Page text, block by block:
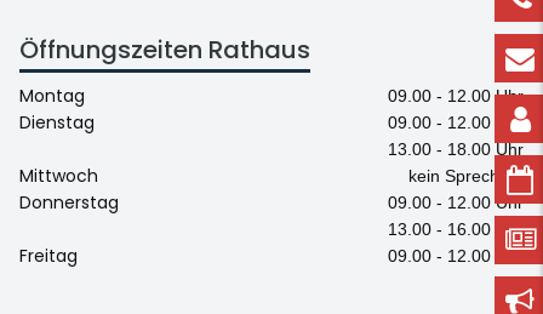
Öffnungszeiten Rathaus
Montag 09.00 - 12.00 Uhr
Dienstag
09.00 - 12.00 Uhr
13.00 - 18.00 Uhr
Mittwoch kein Sprechtag
Donnerstag
09.00 - 12.00 Uhr
13.00 - 16.00 Uhr
Freitag 09.00 - 12.00 Uhr